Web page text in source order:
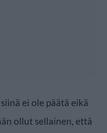
ei ole päätä eikä
ollut sellainen, että